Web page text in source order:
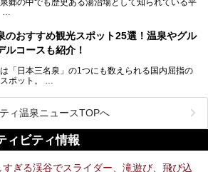
温泉の魅力を詳しく紹介していきます！
も増え、ますます賑わいを見せています。そこで
平湯温泉の観光スポットとおすすめの温泉施設を紹
気になる温泉をぜひチェックしてみてください。
のおすすめ観光スポット25選！温泉やグル
ルコースも紹介！
「日本三名泉」の1つにも数えられる国内屈指の
ポット。
楽しんだり、周辺にある名所にも足を伸ばしたり
。
、下呂温泉エリアにあるおすすめの観光スポット
るとともに散策する際のモデルコースもご提案。
光をたっぷりとガイドします！
ィ温泉ニュースTOPへ
ィビティ情報
ぎる渓谷でスライダー、滝遊び、飛び込